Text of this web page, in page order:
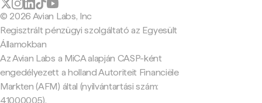
© 2026 Avian Labs, Inc
Regisztrált pénzügyi szolgáltató az Egyesült
Államokban
Az Avian Labs a MiCA alapján CASP-ként
engedélyezett a holland Autoriteit Financiële
Markten (AFM) által (nyilvántartási szám:
41000005).